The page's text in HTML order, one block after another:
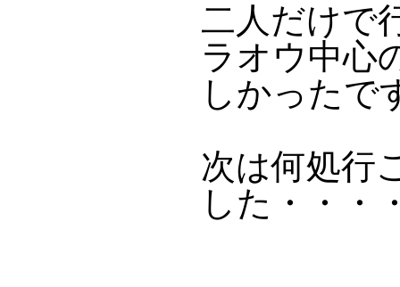
二人だけで
ラオウ中心
しかったで
次は何処行
した・・・